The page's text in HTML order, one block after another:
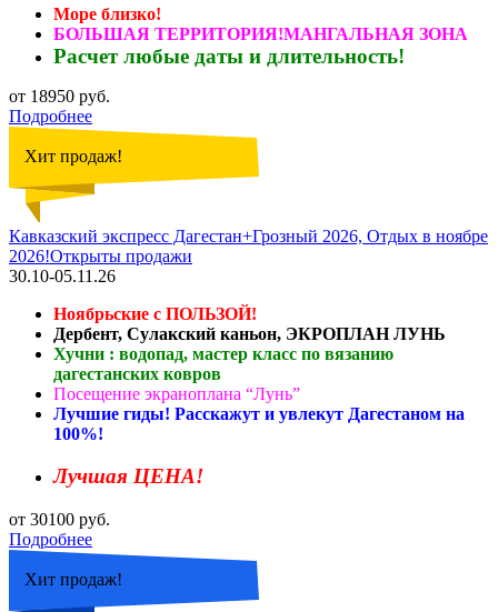
Море близко!
БОЛЬШАЯ ТЕРРИТОРИЯ!МАНГАЛЬНАЯ ЗОНА
Расчет любые даты и длительность!
от 18950 руб.
Подробнее
Хит продаж!
Кавказский экспресс Дагестан+Грозный 2026, Отдых в ноябре
2026!Открыты продажи
30.10-05.11.26
Ноябрьские с ПОЛЬЗОЙ!
Дербент, Сулакский каньон, ЭКРОПЛАН ЛУНЬ
Хучни : водопад, мастер класс по вязанию
дагестанских ковров
Посещение экраноплана “Лунь”
Лучшие гиды! Расскажут и увлекут Дагестаном на
100%!
Лучшая ЦЕНА!
от 30100 руб.
Подробнее
Хит продаж!